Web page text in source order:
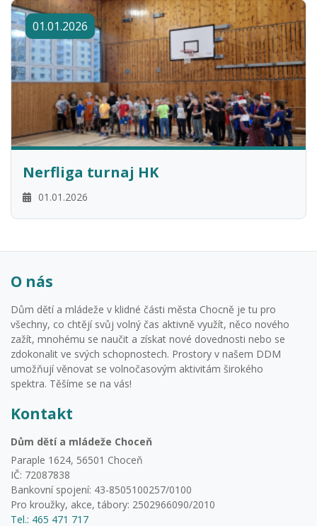
01.01.2026
Nerfliga turnaj HK
01.01.2026
O nás
Dům dětí a mládeže v klidné části města Chocně je tu pro
všechny, co chtějí svůj volný čas aktivně využít, něco nového
zažít, mnohému se naučit a získat nové dovednosti nebo se
zdokonalit ve svých schopnostech. Prostory v našem DDM
umožňují věnovat se volnočasovým aktivitám širokého
spektra. Těšíme se na vás!
Kontakt
Dům dětí a mládeže Choceň
Paraple 1624, 56501 Choceň
IČ: 72087838
Bankovní spojení: 43-8505100257/0100
Pro kroužky, akce, tábory: 2502966090/2010
Tel.: 465 471 717